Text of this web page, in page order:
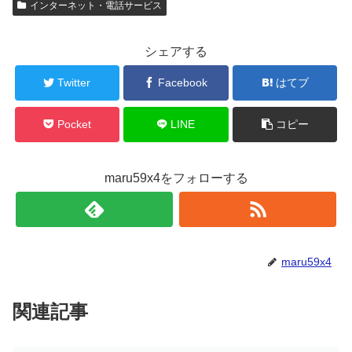
インターネット・電話サービス
シェアする
Twitter Facebook はてブ
Pocket LINE コピー
maru59x4をフォローする
maru59x4
関連記事